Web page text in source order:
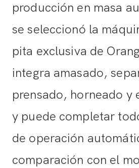
producción en masa
se seleccionó la
pita exclusiva de
integra amasado,
prensado, horneado y
y puede completar
de operación
comparación con el